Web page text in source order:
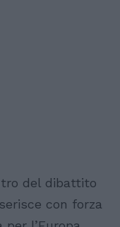
del dibattito
con forza